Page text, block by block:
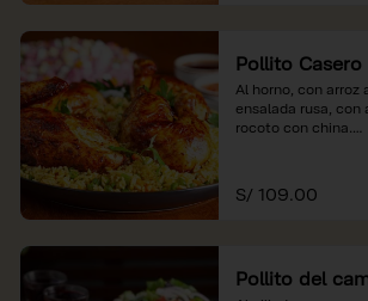
Pollito Casero
Al horno, con arroz
ensalada rusa, con
rocoto con china.
soles e incluyen
recargo al consumo.
S/ 109.00
Pollito del